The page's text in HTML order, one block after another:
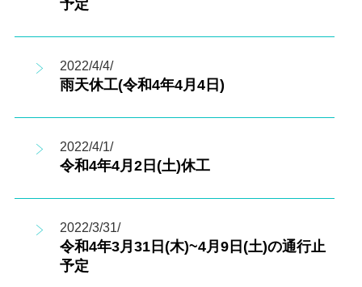
予定
2022/4/4/
雨天休工(令和4年4月4日)
2022/4/1/
令和4年4月2日(土)休工
2022/3/31/
令和4年3月31日(木)~4月9日(土)の通行止
予定